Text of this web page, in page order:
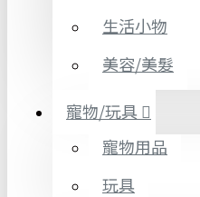
生活小物
美容/美髮
寵物/玩具
寵物用品
玩具